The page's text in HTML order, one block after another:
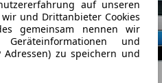
auf unseren
und Drittanbieter Cookies
gemeinsam nennen wir
und
Adressen) zu speichern und